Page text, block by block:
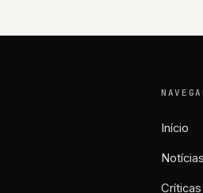
Início
Notícias
Críticas